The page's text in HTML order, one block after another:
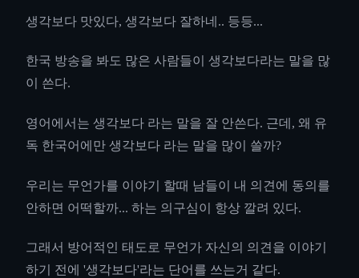
생각보다 맛있다, 생각보다 잘하네.. 등등...
한국 방송을 봐도 많은 사람들이 생각보다라는 말을 많
이 쓴다.
영어에서는 생각보다 라는 말을 잘 안쓴다. 근데, 왜 유
독 한국어에만 생각보다 라는 말을 많이 쓸까?
우리는 무언가를 이야기 할때 남들이 내 의견에 동의를
안하면 어떡할까... 하는 의구심이 항상 깔려 있다.
그래서 방어적인 태도로 무언가 자신의 의견을 이야기
하기 전에 '생각보다'라는 단어를 쓰는거 같다.